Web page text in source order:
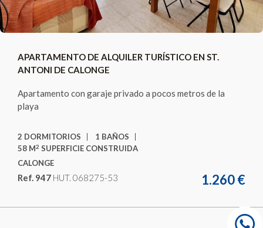
APARTAMENTO DE ALQUILER TURÍSTICO EN ST.
ANTONI DE CALONGE
Apartamento con garaje privado a pocos metros de la
playa
2 DORMITORIOS
1 BAÑOS
58 M2 SUPERFICIE CONSTRUIDA
CALONGE
Ref. 947 HUT. 068275-53 1.260 €